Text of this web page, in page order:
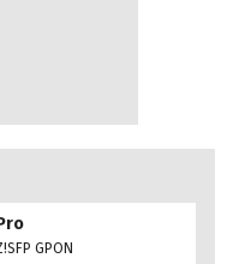
GPON